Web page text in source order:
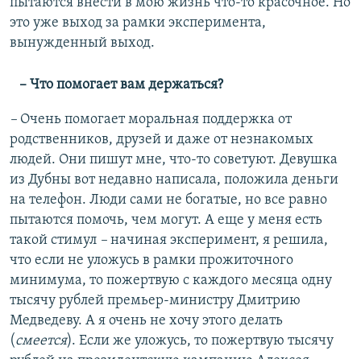
это уже выход за рамки эксперимента,
вынужденный выход.
– Что помогает вам держаться?
– Очень помогает моральная поддержка от
родственников, друзей и даже от незнакомых
людей. Они пишут мне, что-то советуют. Девушка
из Дубны вот недавно написала, положила деньги
на телефон. Люди сами не богатые, но все равно
пытаются помочь, чем могут. А еще у меня есть
такой стимул – начиная эксперимент, я решила,
что если не уложусь в рамки прожиточного
минимума, то пожертвую с каждого месяца одну
тысячу рублей премьер-министру Дмитрию
Медведеву. А я очень не хочу этого делать
(смеется). Если же уложусь, то пожертвую тысячу